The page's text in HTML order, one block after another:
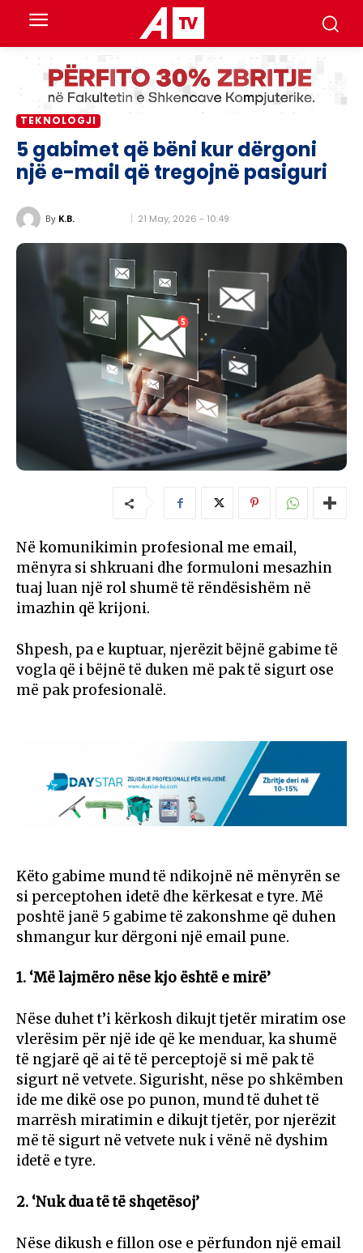
TEKNOLOGJI
5 gabimet që bëni kur dërgoni
një e-mail që tregojnë pasiguri
By K.B. 21 May, 2026 - 10:49
Në komunikimin profesional me email,
mënyra si shkruani dhe formuloni mesazhin
tuaj luan një rol shumë të rëndësishëm në
imazhin që krijoni.
Shpesh, pa e kuptuar, njerëzit bëjnë gabime të
vogla që i bëjnë të duken më pak të sigurt ose
më pak profesionalë.
Këto gabime mund të ndikojnë në mënyrën se
si perceptohen idetë dhe kërkesat e tyre. Më
poshtë janë 5 gabime të zakonshme që duhen
shmangur kur dërgoni një email pune.
1. ‘Më lajmëro nëse kjo është e mirë’
Nëse duhet t’i kërkosh dikujt tjetër miratim ose
vlerësim për një ide që ke menduar, ka shumë
të ngjarë që ai të të perceptojë si më pak të
sigurt në vetvete. Sigurisht, nëse po shkëmben
ide me dikë ose po punon, mund të duhet të
marrësh miratimin e dikujt tjetër, por njerëzit
më të sigurt në vetvete nuk i vënë në dyshim
idetë e tyre.
2. ‘Nuk dua të të shqetësoj’
Nëse dikush e fillon ose e përfundon një email